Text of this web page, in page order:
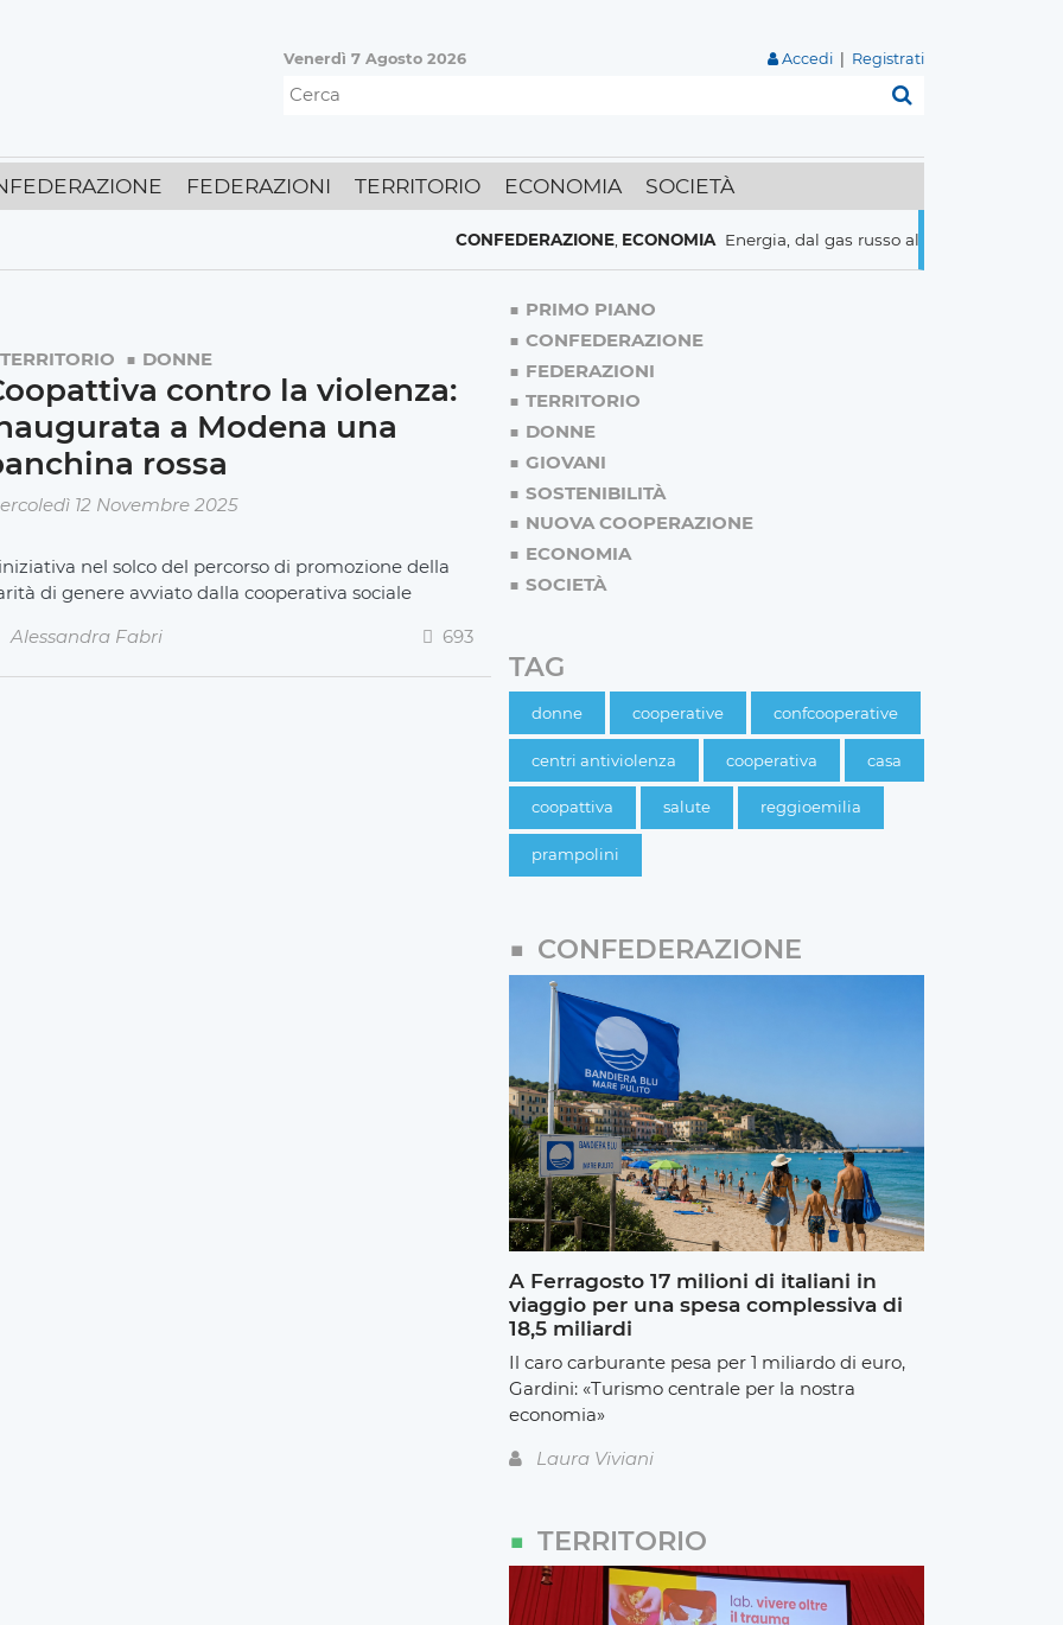
Venerdì 7 Agosto 2026 Accedi Registrati
FEDERAZIONI TERRITORIO ECONOMIA SOCIETÀ
CONFEDERAZIONE,ECONOMIA Energia, dal gas russo al nucleare italiani pronti
TERRITORIO DONNE
contro la violenza:
a Modena una
rossa
12 Novembre 2025
nel solco del percorso di promozione della
di genere avviato dalla cooperativa sociale
Alessandra Fabri
693
PRIMO PIANO
CONFEDERAZIONE
FEDERAZIONI
TERRITORIO
DONNE
GIOVANI
SOSTENIBILITÀ
NUOVA COOPERAZIONE
ECONOMIA
SOCIETÀ
TAG
donne cooperative confcooperative
centri antiviolenza cooperativa casa
coopattiva salute reggioemilia
prampolini
CONFEDERAZIONE
A Ferragosto 17 milioni di italiani in
viaggio per una spesa complessiva di
18,5 miliardi
Il caro carburante pesa per 1 miliardo di euro,
Gardini: «Turismo centrale per la nostra
economia»
Laura Viviani
TERRITORIO